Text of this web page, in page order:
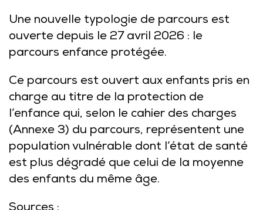
Une nouvelle typologie de parcours est
ouverte depuis le 27 avril 2026 : le
parcours enfance protégée.
Ce parcours est ouvert aux enfants pris en
charge au titre de la protection de
l’enfance qui, selon le cahier des charges
(Annexe 3) du parcours, représentent une
population vulnérable dont l’état de santé
est plus dégradé que celui de la moyenne
des enfants du même âge.